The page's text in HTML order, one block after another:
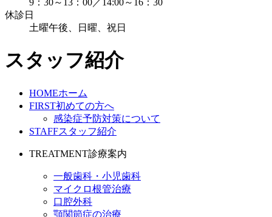
9：30～13：00／14:00～16：30
休診日
土曜午後、日曜、祝日
スタッフ紹介
HOMEホーム
FIRST初めての方へ
感染症予防対策について
STAFFスタッフ紹介
TREATMENT診療案内
一般歯科・小児歯科
マイクロ根管治療
口腔外科
顎関節症の治療